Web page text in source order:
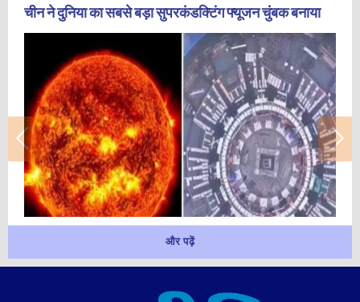
चीन ने दुनिया का सबसे बड़ा सुपरकंडक्टिंग फ्यूजन चुंबक बनाया
और पढ़ें